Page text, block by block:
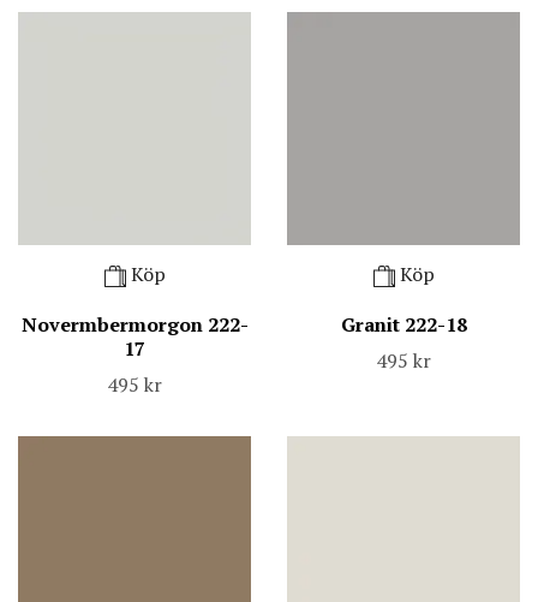
Köp
Novermbermorgon 222-
17
495 kr
Köp
Granit 222-18
495 kr